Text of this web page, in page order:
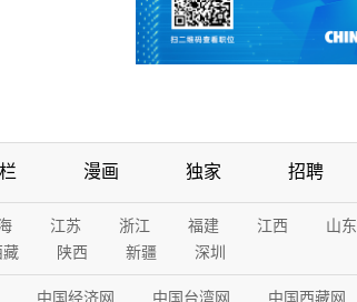
漫画 独家 招聘
江苏 浙江 福建 江西 山东
藏 陕西 新疆 深圳
中国经济网 中国台湾网 中国西藏网